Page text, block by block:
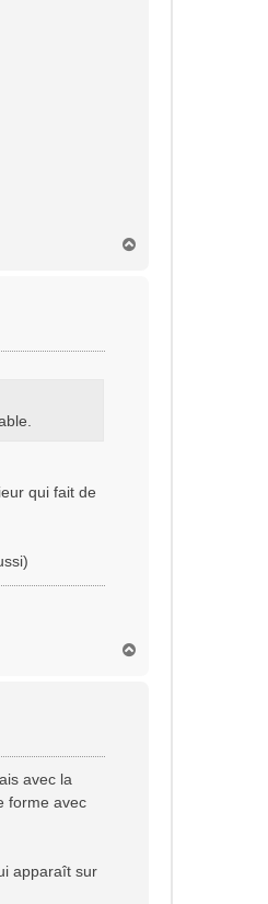
qui fait de
avec la
forme avec
apparaît sur